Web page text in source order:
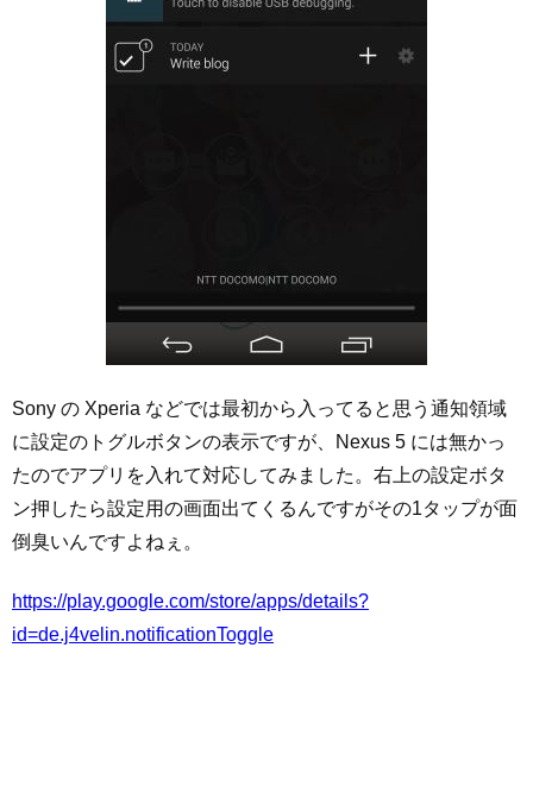
Sony の Xperia などでは最初から入ってると思う通知領域
に設定のトグルボタンの表示ですが、Nexus 5 には無かっ
たのでアプリを入れて対応してみました。右上の設定ボタ
ン押したら設定用の画面出てくるんですがその1タップが面
倒臭いんですよねぇ。
https://play.google.com/store/apps/details?
id=de.j4velin.notificationToggle